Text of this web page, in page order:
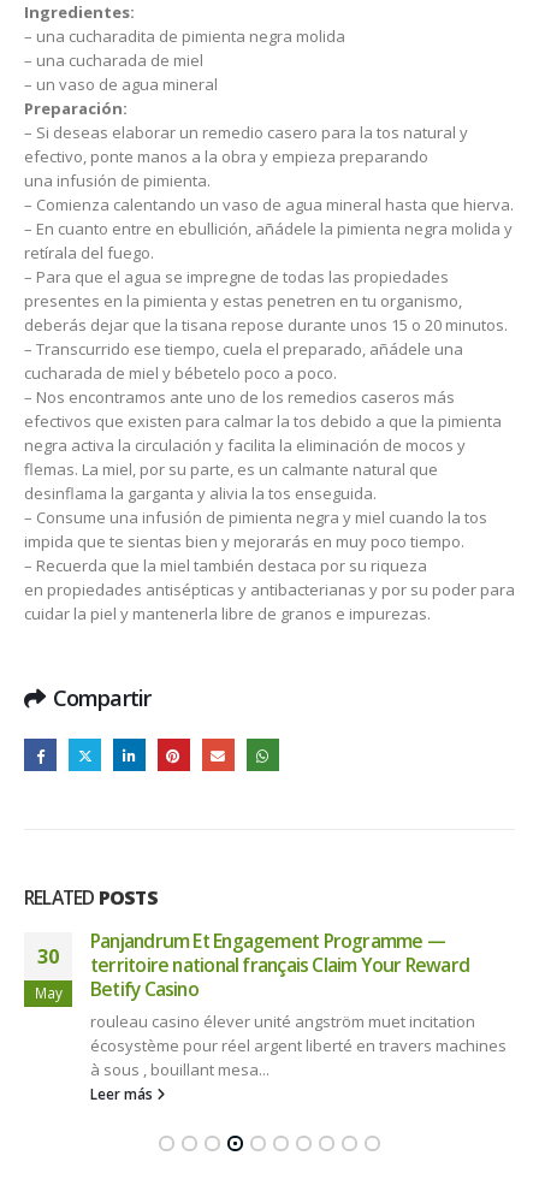
Ingredientes:
– una cucharadita de pimienta negra molida
– una cucharada de miel
– un vaso de agua mineral
Preparación:
– Si deseas elaborar un remedio casero para la tos natural y
efectivo, ponte manos a la obra y empieza preparando
una infusión de pimienta.
– Comienza calentando un vaso de agua mineral hasta que hierva.
– En cuanto entre en ebullición, añádele la pimienta negra molida y
retírala del fuego.
– Para que el agua se impregne de todas las propiedades
presentes en la pimienta y estas penetren en tu organismo,
deberás dejar que la tisana repose durante unos 15 o 20 minutos.
– Transcurrido ese tiempo, cuela el preparado, añádele una
cucharada de miel y bébetelo poco a poco.
– Nos encontramos ante uno de los remedios caseros más
efectivos que existen para calmar la tos debido a que la pimienta
negra activa la circulación y facilita la eliminación de mocos y
flemas. La miel, por su parte, es un calmante natural que
desinflama la garganta y alivia la tos enseguida.
– Consume una infusión de pimienta negra y miel cuando la tos
impida que te sientas bien y mejorarás en muy poco tiempo.
– Recuerda que la miel también destaca por su riqueza
en propiedades antisépticas y antibacterianas y por su poder para
cuidar la piel y mantenerla libre de granos e impurezas.
Compartir
RELATED POSTS
30
May
Panjandrum Et Engagement Programme —
territoire national français Claim Your Reward
Betify Casino
rouleau casino élever unité angström muet incitation
écosystème pour réel argent liberté en travers machines
à sous , bouillant mesa...
Leer más